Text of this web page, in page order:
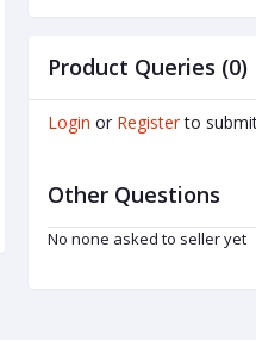
Product Queries (0)
Login or Register to
Other Questions
No none asked to seller yet